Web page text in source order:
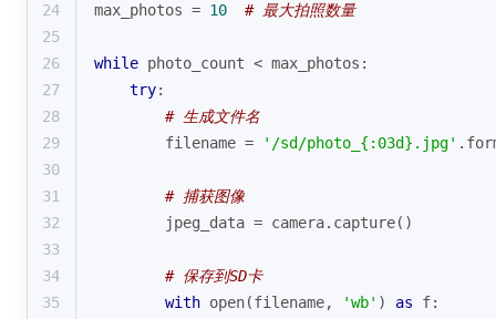
24
max_photos = 10
# 最大拍照数量
25
26
while photo_count < max_photos:
27
try:
28
# 生成文件名
29
        filename =
'/sd/photo_{:03d}.jpg' .
30
31
# 捕获图像
32
        jpeg_data = camera.capture()
33
34
# 保存到SD卡
35
with open(filename, 'wb' ) as f: